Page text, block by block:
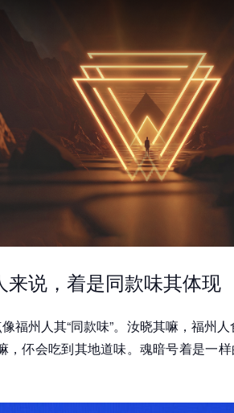
来说，着是同款味其体现
福州人其“同款味”。汝晓其嘛，福州
，伓会吃到其地道味。魂暗号着是一